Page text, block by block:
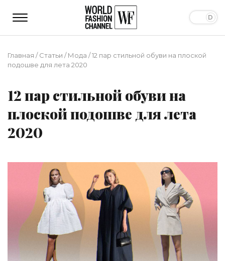
Главная /Статьи /Мода /12 пар стильной обуви на плоской
подошве для лета 2020
12 пар стильной обуви на
плоской подошве для лета
2020